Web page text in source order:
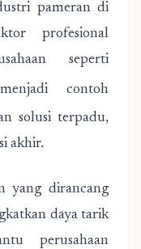
pameran di
profesional
seperti
contoh
solusi terpadu,
akhir.
yang dirancang
daya tarik
perusahaan